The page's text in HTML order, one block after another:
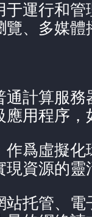
于運行和
覽、多媒體
通計算服
用程序，
作爲虛擬
現資源的靈
站托管、